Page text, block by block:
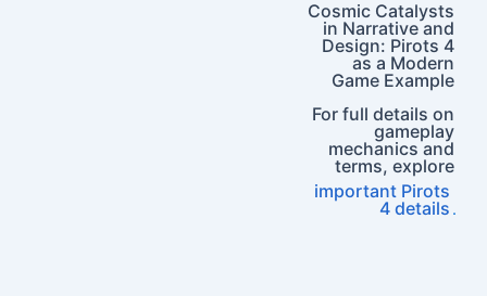
Cosmic Catalysts
in Narrative and
Design: Pirots 4
as a Modern
Game Example
For full details on
gameplay
mechanics and
terms, explore
important Pirots
4 details .